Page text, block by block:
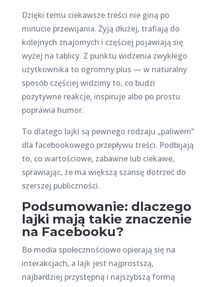
Dzięki temu ciekawsze treści nie giną po
minucie przewijania. Żyją dłużej, trafiają do
kolejnych znajomych i częściej pojawiają się
wyżej na tablicy. Z punktu widzenia zwykłego
użytkownika to ogromny plus — w naturalny
sposób częściej widzimy to, co budzi
pozytywne reakcje, inspiruje albo po prostu
poprawia humor.
To dlatego lajki są pewnego rodzaju „paliwem”
dla facebookowego przepływu treści. Podbijają
to, co wartościowe, zabawne lub ciekawe,
sprawiając, że ma większą szansę dotrzeć do
szerszej publiczności.
Podsumowanie: dlaczego
lajki mają takie znaczenie
na Facebooku?
Bo media społecznościowe opierają się na
interakcjach, a lajk jest najprostszą,
najbardziej przystępną i najszybszą formą